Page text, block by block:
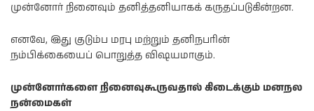
முன்னோர் நினைவும் தனித்தனியாகக் கருதப்படுகின்றன.
எனவே, இது குடும்ப மரபு மற்றும் தனிநபரின்
நம்பிக்கையைப் பொறுத்த விஷயமாகும்.
முன்னோர்களை நினைவுகூருவதால் கிடைக்கும் மனநல
நன்மைகள்